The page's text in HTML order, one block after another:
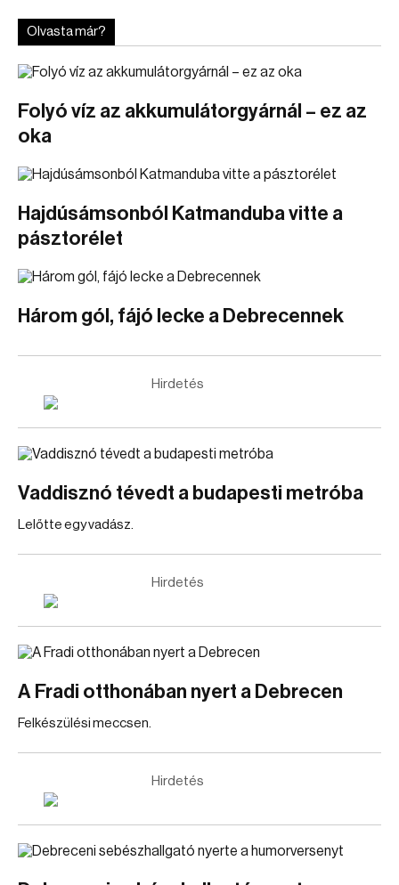
Olvasta már?
Folyó víz az akkumulátorgyárnál – ez az
oka
Hajdúsámsonból Katmanduba vitte a
pásztorélet
Három gól, fájó lecke a Debrecennek
Hirdetés
Vaddisznó tévedt a budapesti metróba
Lelőtte egy vadász.
Hirdetés
A Fradi otthonában nyert a Debrecen
Felkészülési meccsen.
Hirdetés